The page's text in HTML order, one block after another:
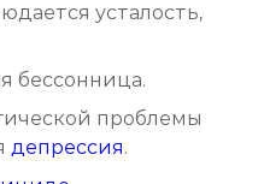
усталость,
бессонница.
проблемы
депрессия.